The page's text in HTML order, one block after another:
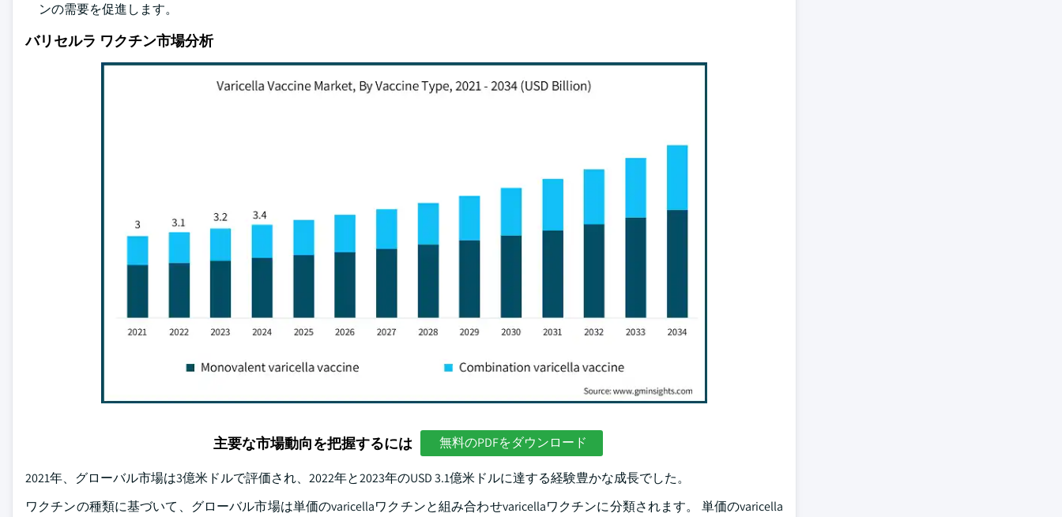
ンの需要を促進します。
バリセルラ ワクチン市場分析
主要な市場動向を把握するには 無料のPDFをダウンロード
2021年、グローバル市場は3億米ドルで評価され、2022年と2023年のUSD 3.1億米ドルに達する経験豊かな成長でした。
ワクチンの種類に基づいて、グローバル市場は単価のvaricellaワクチンと組み合わせvaricellaワクチンに分類されます。 単価のvaricella